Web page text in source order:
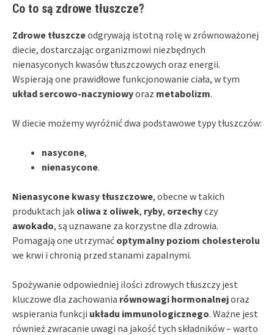
Co to są zdrowe tłuszcze?
Zdrowe tłuszczeodgrywają istotną rolę w zrównoważonej
diecie, dostarczając organizmowi niezbędnych
nienasyconych kwasów tłuszczowych oraz energii.
Wspierają one prawidłowe funkcjonowanie ciała, w tym
układ sercowo-naczyniowyoraz metabolizm.
W diecie możemy wyróżnić dwa podstawowe typy tłuszczów:
nasycone,
nienasycone.
Nienasycone kwasy tłuszczowe, obecne w takich
produktach jak oliwa z oliwek, ryby, orzechyczy
awokado, są uznawane za korzystne dla zdrowia.
Pomagają one utrzymać optymalny poziom cholesterolu
we krwi i chronią przed stanami zapalnymi.
Spożywanie odpowiedniej ilości zdrowych tłuszczy jest
kluczowe dla zachowania równowagi hormonalnejoraz
wspierania funkcji układu immunologicznego. Ważne jest
również zwracanie uwagi na jakość tych składników – warto